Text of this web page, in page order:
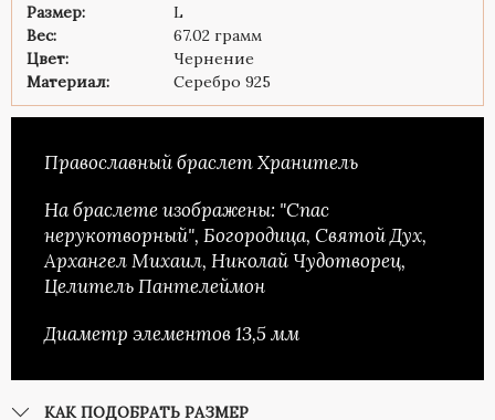
Размер:
L
Вес:
67.02 грамм
Цвет:
Чернение
Материал:
Серебро 925
Православный браслет Хранитель
На браслете изображены: "Спас
нерукотворный", Богородица, Святой Дух,
Архангел Михаил, Николай Чудотворец,
Целитель Пантелеймон
Диаметр элементов 13,5 мм
КАК ПОДОБРАТЬ РАЗМЕР